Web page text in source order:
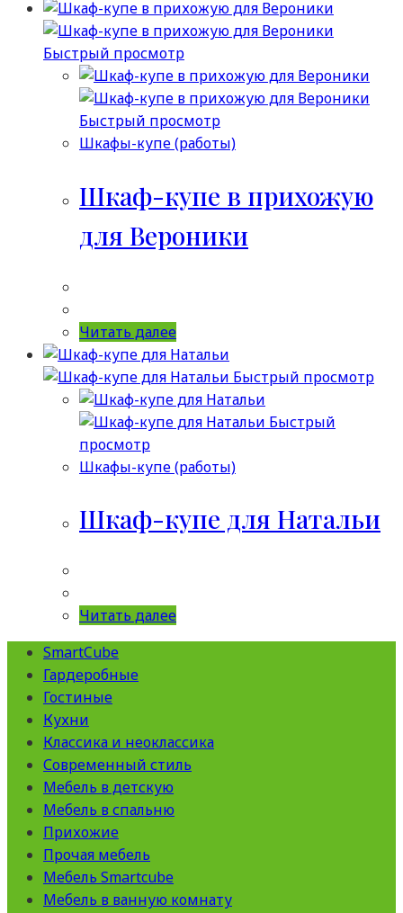
Быстрый просмотр
Быстрый просмотр
Шкафы-купе (работы)
Шкаф-купе в прихожую
для Вероники
Читать далее
Быстрый просмотр
Быстрый
просмотр
Шкафы-купе (работы)
Шкаф-купе для Натальи
Читать далее
SmartCube
Гардеробные
Гостиные
Кухни
Классика и неоклассика
Современный стиль
Мебель в детскую
Мебель в спальню
Прихожие
Прочая мебель
Мебель Smartcube
Мебель в ванную комнату